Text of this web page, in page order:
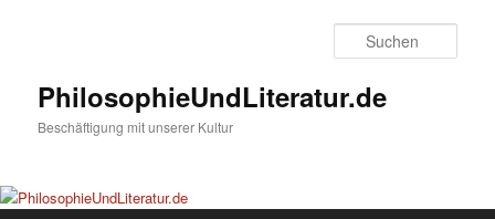
PhilosophieUndLiteratur.de
Beschäftigung mit unserer Kultur